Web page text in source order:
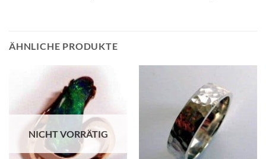
ÄHNLICHE PRODUKTE
NICHT VORRÄTIG